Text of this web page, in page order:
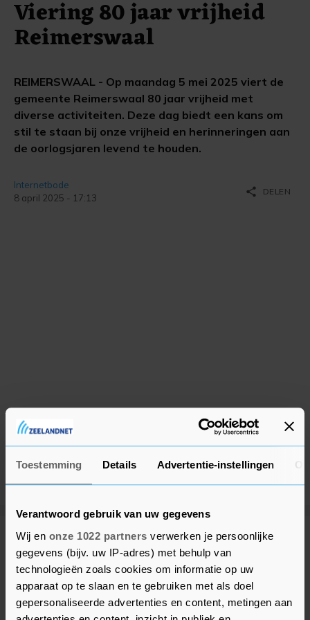
Toestemming Details Advertentie-instellingen
Verantwoord gebruik van uw gegevens
Wij en onze 1022 partners verwerken je persoonlijke
gegevens (bijv. uw IP-adres) met behulp van
technologieën zoals cookies om informatie op uw
apparaat op te slaan en te gebruiken met als doel
gepersonaliseerde advertenties en content, metingen aan
Viering 80 jaar vrijheid
Reimerswaal
REIMERSWAAL - Op maandag 5 mei 2025 viert de
gemeente Reimerswaal 80 jaar vrijheid met
diverse activiteiten. Deze dag biedt een kans om
stil te staan bij onze vrijheid en herinneringen aan
de oorlogsjaren levend te houden.
Internetbode
8 april 2025 - 17:13
share DELEN
Meer uit Reimerswaal
Optreden bij Zonnebloem Goes-
Kapelle